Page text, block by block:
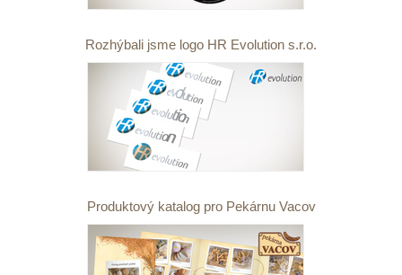
Rozhýbali jsme logo HR Evolution s.r.o.
Produktový katalog pro Pekárnu Vacov